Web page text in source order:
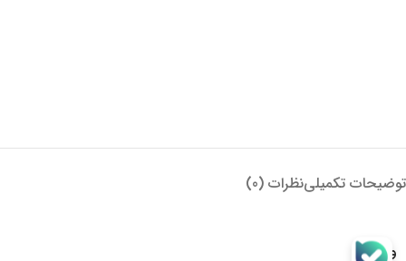
توضیحات تکمیلینظرات (0)
وزن